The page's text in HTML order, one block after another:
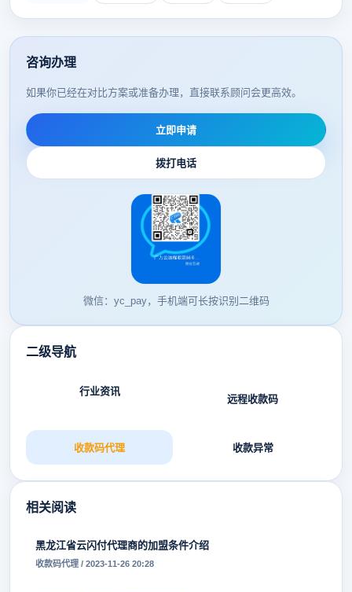
咨询办理
如果你已经在对比方案或准备办理，直接联系顾问会更高效。
立即申请
拨打电话
微信：yc_pay，手机端可长按识别二维码
二级导航
行业资讯
远程收款码
收款码代理 收款异常
相关阅读
黑龙江省云闪付代理商的加盟条件介绍
收款码代理 / 2023-11-26 20:28